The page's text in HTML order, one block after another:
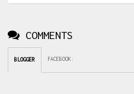
COMMENTS
BLOGGER FACEBOOK :